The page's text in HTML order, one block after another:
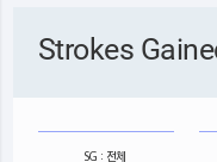
Strokes
SG : 전체